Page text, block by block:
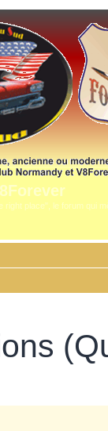
place", le forum qui